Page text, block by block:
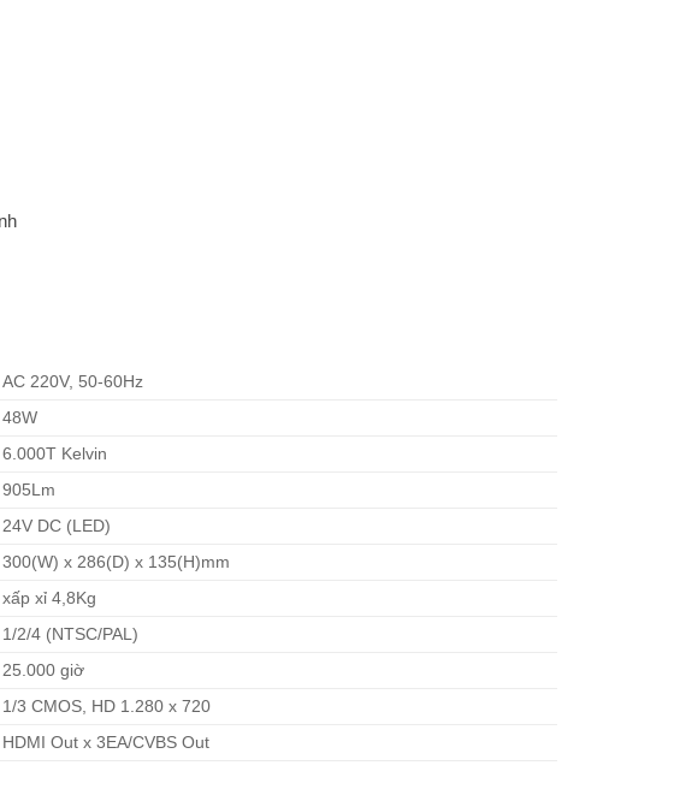
AC 220V, 50-60Hz
48W
6.000T Kelvin
905Lm
24V DC (LED)
300(W) x 286(D) x 135(H)mm
xấp xỉ 4,8Kg
1/2/4 (NTSC/PAL)
25.000 giờ
1/3 CMOS, HD 1.280 x 720
HDMI Out x 3EA/CVBS Out